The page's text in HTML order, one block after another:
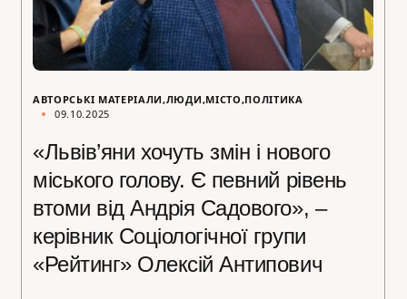
АВТОРСЬКІ МАТЕРІАЛИ ЛЮДИ МІСТО ПОЛІТИКА
09.10.2025
«Львів’яни хочуть змін і нового
міського голову. Є певний рівень
втоми від Андрія Садового», –
керівник Соціологічної групи
«Рейтинг» Олексій Антипович